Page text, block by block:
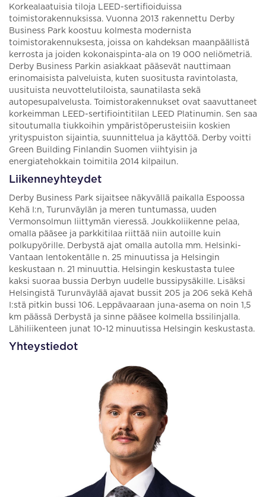
Korkealaatuisia tiloja LEED-sertifioiduissa
toimistorakennuksissa. Vuonna 2013 rakennettu Derby
Business Park koostuu kolmesta modernista
toimistorakennuksesta, joissa on kahdeksan maanpäällistä
kerrosta ja joiden kokonaispinta-ala on 19 000 neliömetriä.
Derby Business Parkin asiakkaat pääsevät nauttimaan
erinomaisista palveluista, kuten suositusta ravintolasta,
uusituista neuvottelutiloista, saunatilasta sekä
autopesupalvelusta. Toimistorakennukset ovat saavuttaneet
korkeimman LEED-sertifiointitilan LEED Platinumin. Sen saa
sitoutumalla tiukkoihin ympäristöperusteisiin koskien
yrityspuiston sijaintia, suunnittelua ja käyttöä. Derby voitti
Green Building Finlandin Suomen viihtyisin ja
energiatehokkain toimitila 2014 kilpailun.
Liikenneyhteydet
Derby Business Park sijaitsee näkyvällä paikalla Espoossa
Kehä I:n, Turunväylän ja meren tuntumassa, uuden
Vermonsolmun liittymän vieressä. Joukkoliikenne pelaa,
omalla pääsee ja parkkitilaa riittää niin autoille kuin
polkupyörille. Derbystä ajat omalla autolla mm. Helsinki-
Vantaan lentokentälle n. 25 minuutissa ja Helsingin
keskustaan n. 21 minuuttia. Helsingin keskustasta tulee
kaksi suoraa bussia Derbyn uudelle bussipysäkille. Lisäksi
Helsingistä Turunväylää ajavat bussit 205 ja 206 sekä Kehä
I:stä pitkin bussi 106. Leppävaaraan juna-asema on noin 1,5
km päässä Derbystä ja sinne pääsee kolmella bssilinjalla.
Lähiliikenteen junat 10-12 minuutissa Helsingin keskustasta.
Yhteystiedot